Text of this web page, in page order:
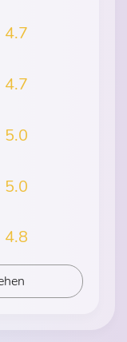
4.7
4.7
5.0
5.0
4.8